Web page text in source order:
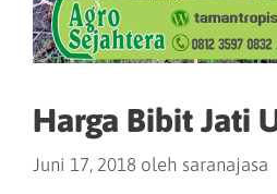
Harga Bibit Jati
Juni 17, 2018 oleh saranajasa